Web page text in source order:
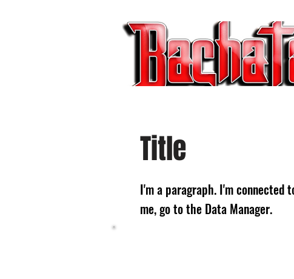
Title
I'm a paragraph. I'm connected
me, go to the Data Manager.